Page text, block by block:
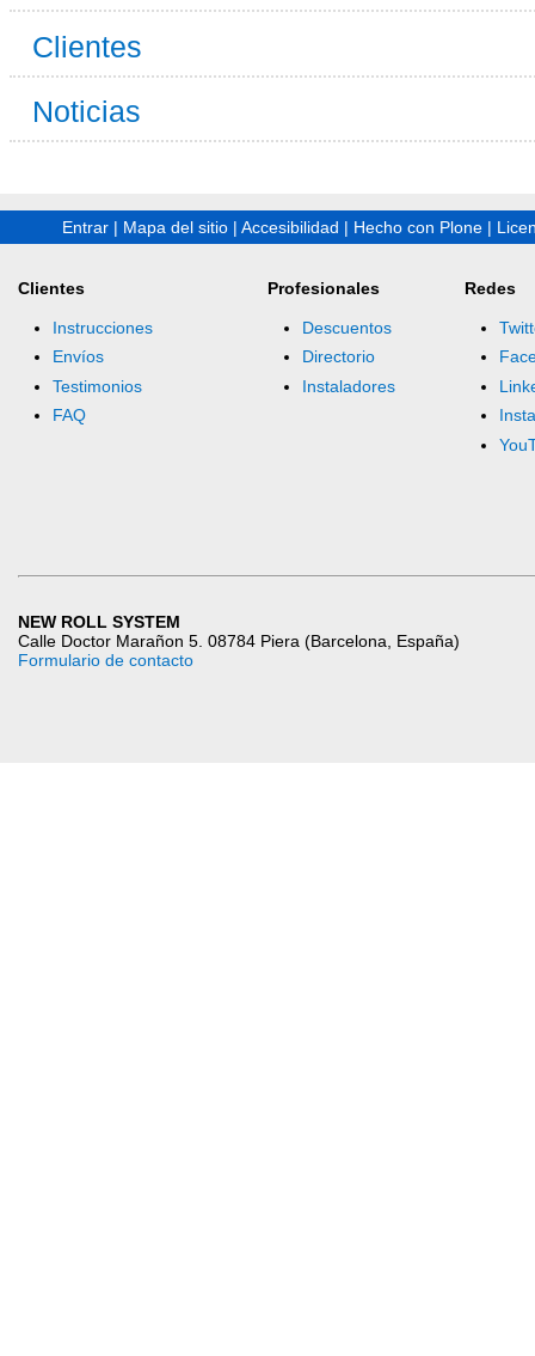
Clientes
Noticias
Entrar | Mapa del sitio | Accesibilidad | Hecho con Plone |
Clientes
Instrucciones
Envíos
Testimonios
FAQ
Profesionales
Descuentos
Directorio
Instaladores
Redes
NEW ROLL SYSTEM
Calle Doctor Marañon 5. 08784 Piera (Barcelona, España)
Formulario de contacto